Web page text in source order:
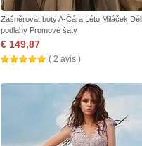
Zašněrovat boty A-Čára Léto Miláček
podlahy Promové šaty
€ 149,87
( 2 avis )